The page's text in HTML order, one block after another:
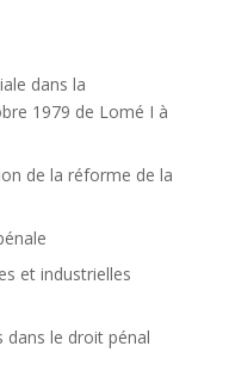
dans la
1979 de Lomé I à
de la réforme de la
et industrielles
dans le droit pénal